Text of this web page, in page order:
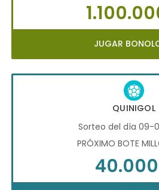
JUGAR
QUINIGOL
Sorteo del día 09-
PRÓXIMO BOTE